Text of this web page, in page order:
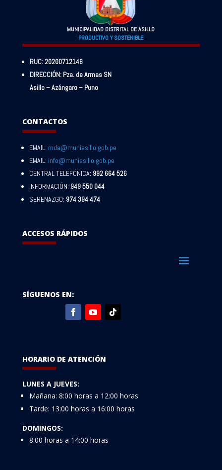
MUNICIPALIDAD DISTRITAL DE ASILLO
PRODUCTIVO Y SOSTENIBLE
RUC: 20200712146
DIRECCIÓN: Pza. de Armas SN
Asillo – Azángaro – Puno
CONTACTOS
EMAIL: mda@muniasillo.gob.pe
EMAIL: info@muniasillo.gob.pe
CENTRAL TELEFÓNICA: 992 664 526
INFORMACIÓN: 949 550 044
SERENAZGO: 974 394 474
ACCESOS RÁPIDOS
SÍGUENOS EN:
HORARIO DE ATENCIÓN
LUNES A JUEVES:
Mañana: 8:00 horas a 12:00 horas
Tarde: 13:00 horas a 16:00 horas
DOMINGOS:
8:00 horas a 14:00 horas